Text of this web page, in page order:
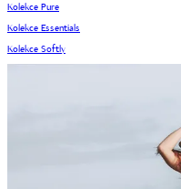
Kolekce Pure
Kolekce Essentials
Kolekce Softly